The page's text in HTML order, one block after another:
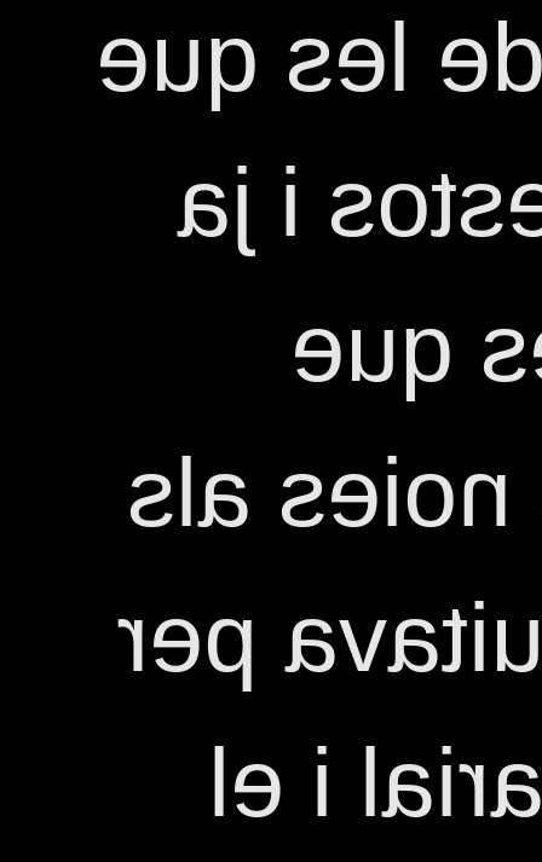
passava.
signen
està
ajudava
la